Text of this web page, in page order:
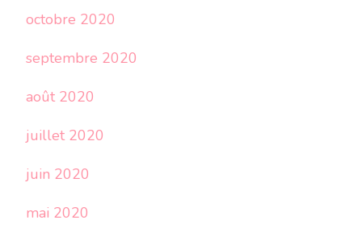
octobre 2020
septembre 2020
août 2020
juillet 2020
juin 2020
mai 2020